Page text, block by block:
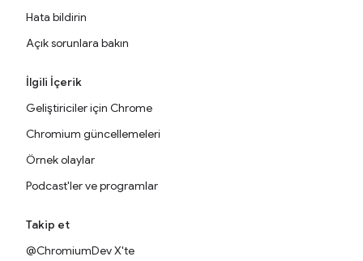
Hata bildirin
Açık sorunlara bakın
İlgili İçerik
Geliştiriciler için Chrome
Chromium güncellemeleri
Örnek olaylar
Podcast'ler ve programlar
Takip et
@ChromiumDev X'te